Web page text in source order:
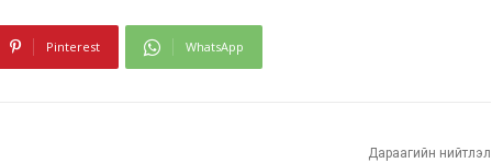
Pinterest WhatsApp
Дараагийн нийтлэл